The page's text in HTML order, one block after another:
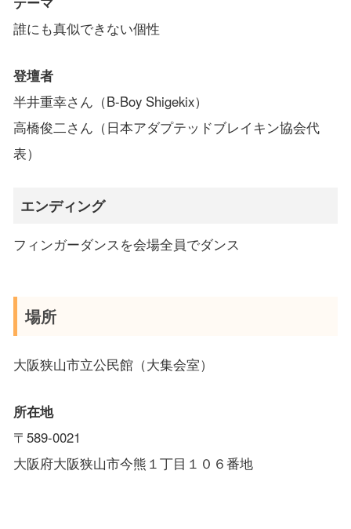
誰にも真似できない個性
登壇者
半井重幸さん（B-Boy Shigekix）
高橋俊二さん（日本アダプテッドブレイキン協会代
表）
エンディング
フィンガーダンスを会場全員でダンス
場所
大阪狭山市立公民館（大集会室）
所在地
〒589-0021
大阪府大阪狭山市今熊１丁目１０６番地